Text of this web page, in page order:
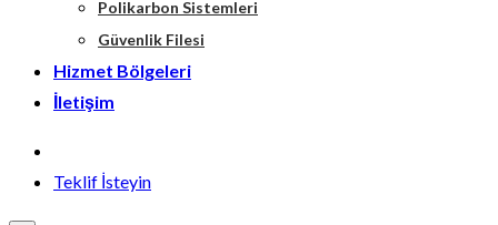
Polikarbon Sistemleri
Güvenlik Filesi
Hizmet Bölgeleri
İletişim
Teklif İsteyin